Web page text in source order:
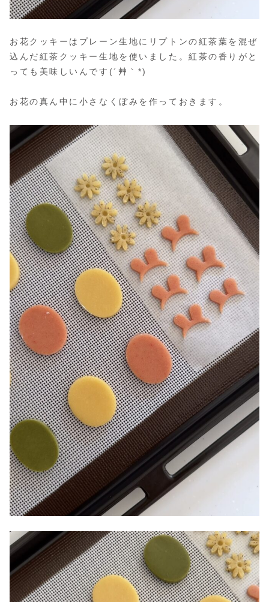
お花クッキーはプレーン生地にリプトンの紅茶葉を混ぜ
込んだ紅茶クッキー生地を使いました。紅茶の香りがと
っても美味しいんです(´艸｀*)
お花の真ん中に小さなくぼみを作っておきます。